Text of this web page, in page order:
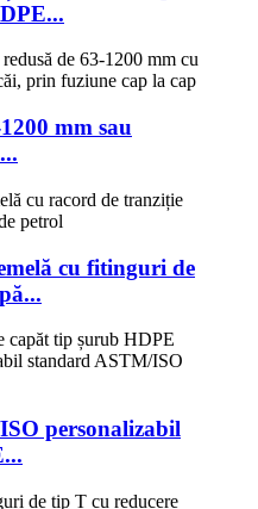
mm sau
cu fitinguri de
personalizabil